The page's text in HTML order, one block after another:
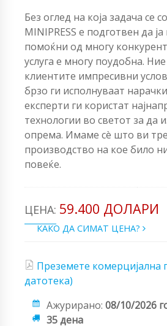
Без оглед на која задача се
MINIPRESS е подготвен да
помоќни од многу
услуга е многу поудобна.
клиентите импресивни
брзо ги исполнуваат
експерти ги користат
технологии во светот за да
опрема. Имаме сè што ви
производство на кое било
повеќе.
ЦЕНА: 59.400 ДОЛАРИ
КАКО ДА СИМАТ ЦЕНА?
Преземете комерцијална
датотека)
Ажурирано: 08/10/2026
35 дена